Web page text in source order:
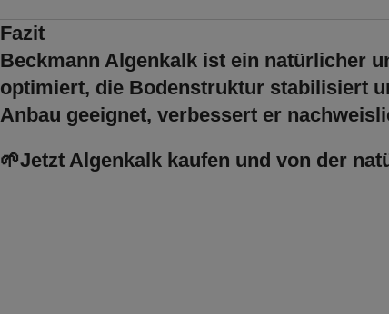
Fazit
Beckmann Algenkalk ist ein natürlicher
optimiert, die Bodenstruktur stabilisiert
Anbau geeignet, verbessert er
🌱Jetzt Algenkalk kaufen und von der